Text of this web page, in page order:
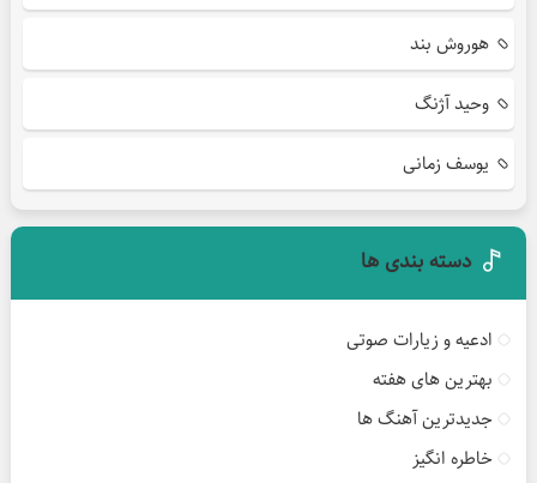
هوروش بند
وحید آژنگ
یوسف زمانی
دسته بندی ها
ادعیه و زیارات صوتی
بهترین های هفته
جدیدترین آهنگ ها
خاطره انگیز